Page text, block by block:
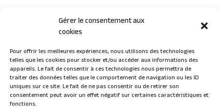
Gérer le consentement aux
cookies
Pour offrir les meilleures expériences, nous utilisons des technologies
telles que les cookies pour stocker et/ou accéder aux informations des
appareils. Le fait de consentir à ces technologies nous permettra de
traiter des données telles que le comportement de navigation ou les ID
uniques sur ce site. Le fait de ne pas consentir ou de retirer son
consentement peut avoir un effet négatif sur certaines caractéristiques et
fonctions.
Connexion